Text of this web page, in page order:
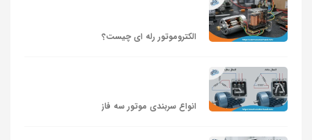
الکتروموتور رله‌ ای چیست؟
انواع سربندی موتور سه فاز